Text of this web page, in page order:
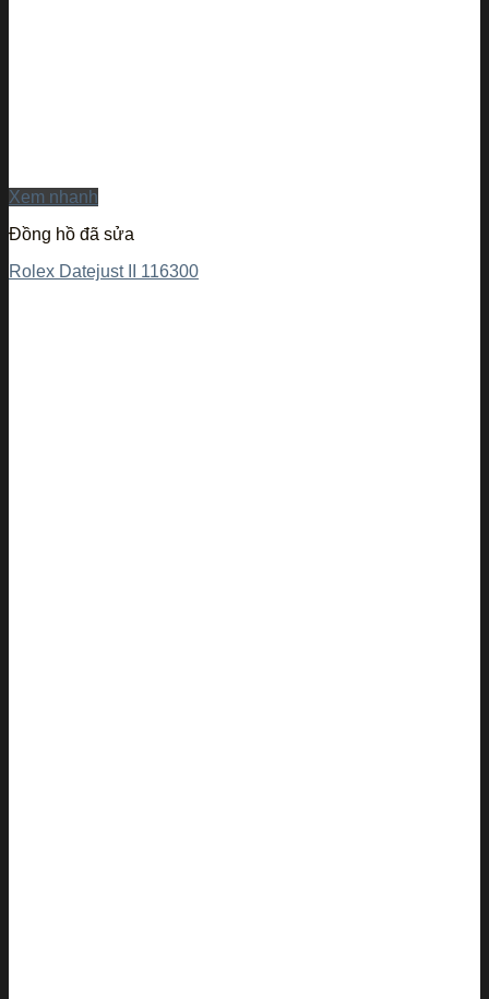
Xem nhanh
Đồng hồ đã sửa
Rolex Datejust II 116300